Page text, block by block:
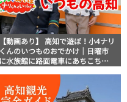
【動画あり】 高知で遊ぼ！小4ナリ
くんのいつものおでかけ｜日曜市
に水族館に路面電車にあちこち巡